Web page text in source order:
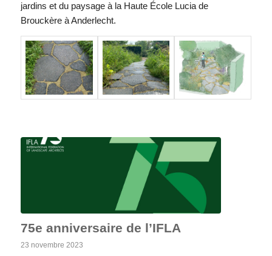
jardins et du paysage à la Haute École Lucia de
Brouckère à Anderlecht.
75e anniversaire de l’IFLA
23 novembre 2023